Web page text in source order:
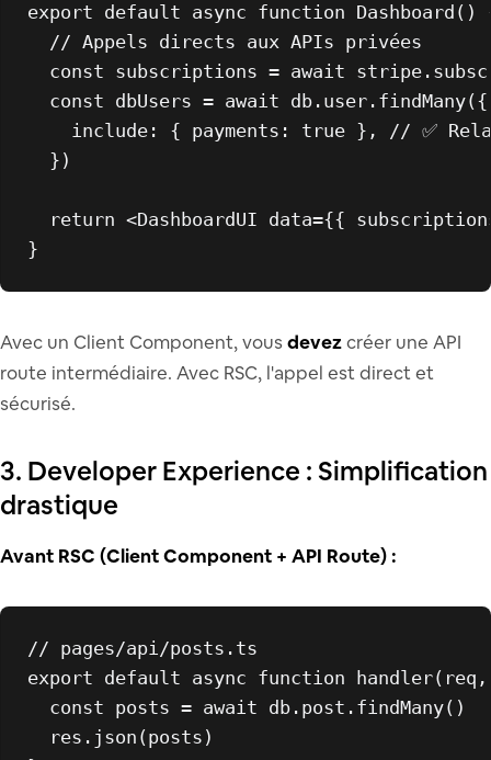
export default async function Dashboard ( )
// Appels directs aux APIs privées
const subscriptions = await stripe.
const dbUsers = await db. user . findMany({
include : { payments : true }, // ✅
  })
return <DashboardUI data={{
Avec un Client Component, vousdevezcréer une API
route intermédiaire. Avec RSC, l'appel est direct et
sécurisé.
3. Developer Experience : Simplification
drastique
Avant RSC (Client Component + API Route) :
// pages/api/posts.ts
export default async function handler(
const posts = await db. post . findMany()
  res.
json (posts)